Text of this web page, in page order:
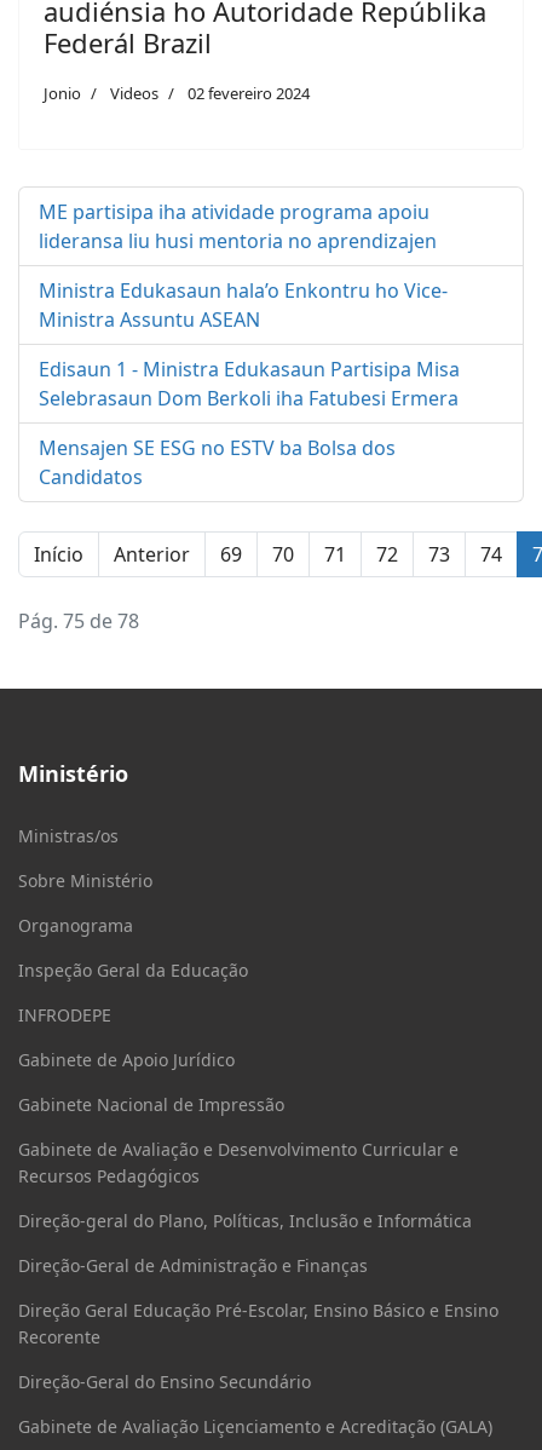
audiénsia ho Autoridade Repúblika
Federál Brazil
Jonio Videos 02 fevereiro 2024
ME partisipa iha atividade programa apoiu
lideransa liu husi mentoria no aprendizajen
Ministra Edukasaun hala’o Enkontru ho Vice-
Ministra Assuntu ASEAN
Edisaun 1 - Ministra Edukasaun Partisipa Misa
Selebrasaun Dom Berkoli iha Fatubesi Ermera
Mensajen SE ESG no ESTV ba Bolsa dos
Candidatos
Início Anterior 69 70 71 72 73 74
Pág. 75 de 78
Ministério
Ministras/os
Sobre Ministério
Organograma
Inspeção Geral da Educação
INFRODEPE
Gabinete de Apoio Jurídico
Gabinete Nacional de Impressão
Gabinete de Avaliação e Desenvolvimento Curricular e
Recursos Pedagógicos
Direção-geral do Plano, Políticas, Inclusão e Informática
Direção-Geral de Administração e Finanças
Direção Geral Educação Pré-Escolar, Ensino Básico e Ensino
Recorente
Direção-Geral do Ensino Secundário
Gabinete de Avaliação Liçenciamento e Acreditação (GALA)